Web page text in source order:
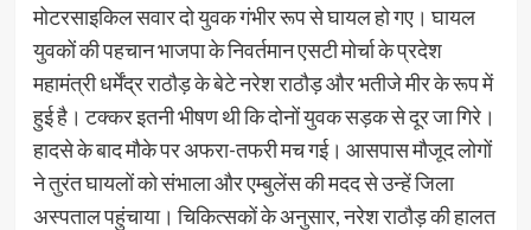
मोटरसाइकिल सवार दो युवक गंभीर रूप से घायल हो गए। घायल
युवकों की पहचान भाजपा के निवर्तमान एसटी मोर्चा के प्रदेश
महामंत्री धर्मेंद्र राठौड़ के बेटे नरेश राठौड़ और भतीजे मीर के रूप में
हुई है। टक्कर इतनी भीषण थी कि दोनों युवक सड़क से दूर जा गिरे।
हादसे के बाद मौके पर अफरा-तफरी मच गई। आसपास मौजूद लोगों
ने तुरंत घायलों को संभाला और एम्बुलेंस की मदद से उन्हें जिला
अस्पताल पहुंचाया। चिकित्सकों के अनुसार, नरेश राठौड़ की हालत